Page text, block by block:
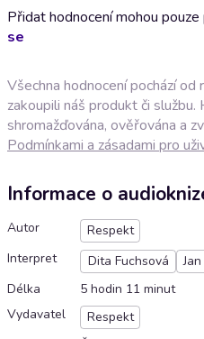
Přidat hodnocení mohou
se
Všechna hodnocení pochází
zakoupili náš produkt či službu.
shromažďována, ověřována a
Podmínkami a zásadami pro
Informace o
Autor
Respekt
Interpret
Dita Fuchsová
Délka
5 hodin 11 minut
Vydavatel
Respekt